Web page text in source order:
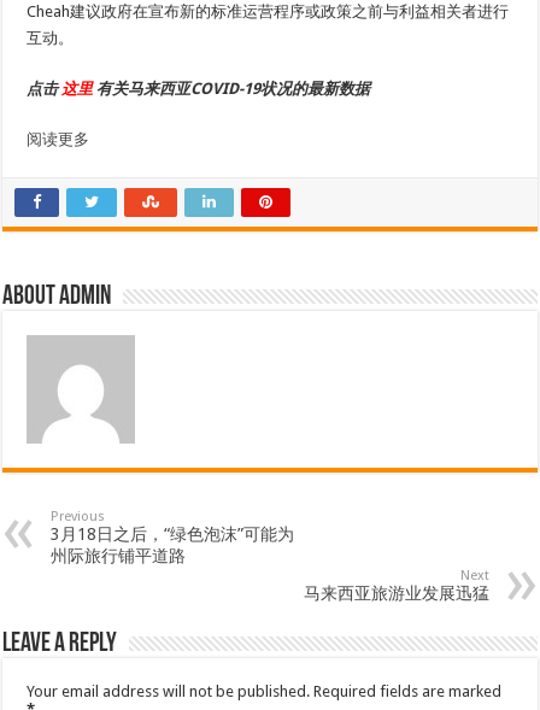
Cheah建议政府在宣布新的标准运营程序或政策之前与利益相关者进行
互动。
点击这里有关马来西亚COVID-19状况的最新数据
阅读更多
About admin
Previous
3月18日之后，“绿色泡沫”可能为
州际旅行铺平道路
Next
马来西亚旅游业发展迅猛
Leave a Reply
Your email address will not be published. Required fields are marked